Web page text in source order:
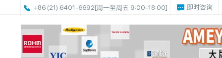
+86 (21) 6401-6692[周一至周五 9:00-18:00] 即时咨询